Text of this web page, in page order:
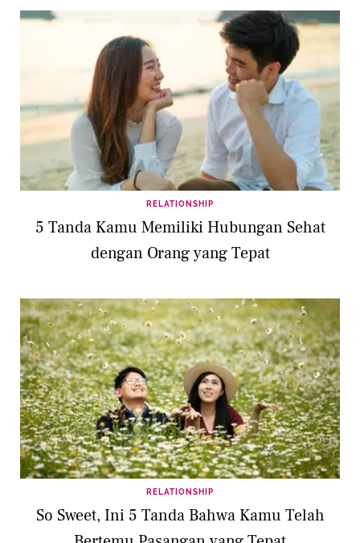
RELATIONSHIP
5 Tanda Kamu Memiliki Hubungan Sehat
dengan Orang yang Tepat
RELATIONSHIP
So Sweet, Ini 5 Tanda Bahwa Kamu Telah